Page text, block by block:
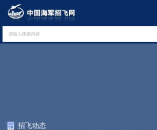
请输入搜索内容
招飞动态